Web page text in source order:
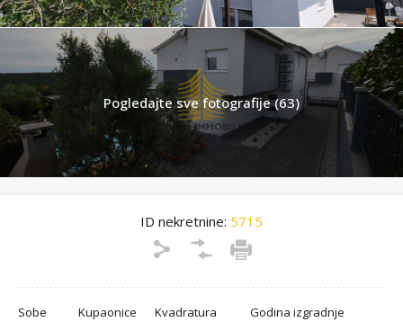
Pogledajte sve fotografije (63)
ID nekretnine: 5715
Sobe Kupaonice Kvadratura Godina izgradnje